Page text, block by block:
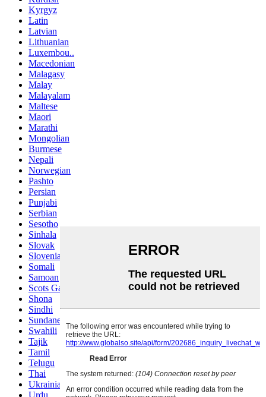
Kyrgyz
Latin
Latvian
Lithuanian
Luxembou..
Macedonian
Malagasy
Malay
Malayalam
Maltese
Maori
Marathi
Mongolian
Burmese
Nepali
Norwegian
Pashto
Persian
Punjabi
Serbian
Sesotho
Sinhala
Slovak
Slovenian
Somali
Samoan
Scots Gaelic
Shona
Sindhi
Sundanese
Swahili
Tajik
Tamil
Telugu
Thai
Ukrainian
Urdu